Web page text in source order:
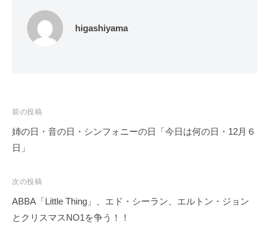
higashiyama
投
稿
ナ
ゲ
ー
シ
前の投稿
姉の日・音の日・シンフォニーの日「今日は何の日・12月６
日」
次の投稿
ABBA「Little Thing」、エド・シーラン、エルトン・ジョン
とクリスマスNO1を争う！！